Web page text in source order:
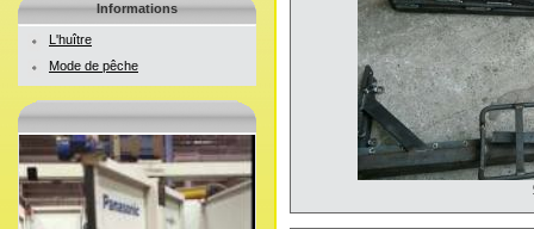
Informations
L'huître
Mode de pêche